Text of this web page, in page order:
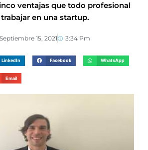
ventajas que todo profesional
en una startup.
Septiembre 15, 2021 3:34 Pm
LinkedIn Facebook WhatsApp
Email